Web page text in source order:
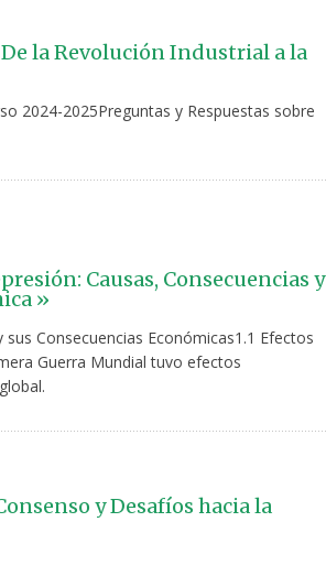
la Revolución Industrial a la
2024-2025Preguntas y Respuestas sobre
Causas, Consecuencias y
»
Consecuencias Económicas1.1 Efectos
Guerra Mundial tuvo efectos
y Desafíos hacia la